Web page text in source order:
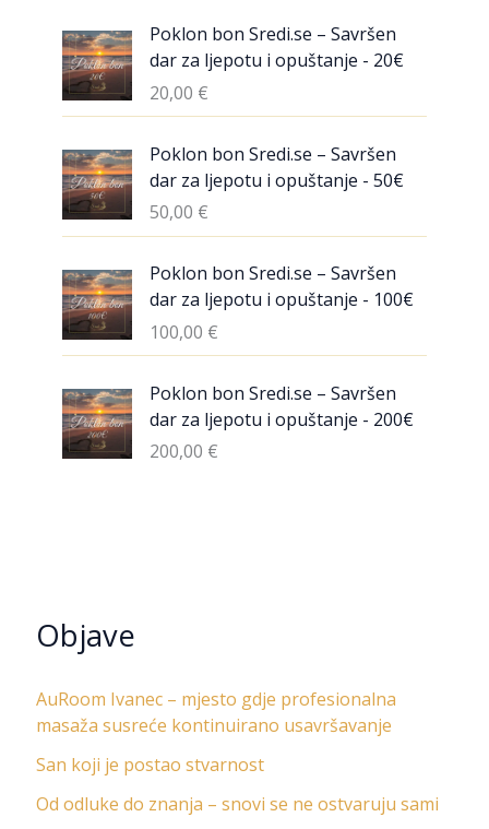
Poklon bon Sredi.se – Savršen
dar za ljepotu i opuštanje - 20€
20,00 €
Poklon bon Sredi.se – Savršen
dar za ljepotu i opuštanje - 50€
50,00 €
Poklon bon Sredi.se – Savršen
dar za ljepotu i opuštanje - 100€
100,00 €
Poklon bon Sredi.se – Savršen
dar za ljepotu i opuštanje - 200€
200,00 €
Objave
AuRoom Ivanec – mjesto gdje profesionalna
masaža susreće kontinuirano usavršavanje
San koji je postao stvarnost
Od odluke do znanja – snovi se ne ostvaruju sami